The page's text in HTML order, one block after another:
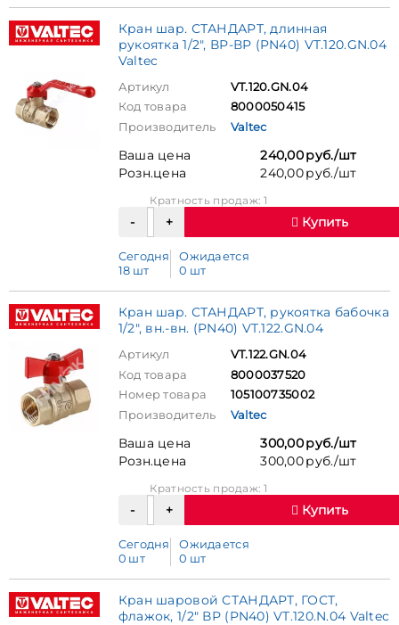
Кран шар. СТАНДАРТ, длинная
рукоятка 1/2", ВР-ВР (PN40) VT.120.GN.04
Valtec
Артикул
VT.120.GN.04
Код товара
8000050415
Производитель
Valtec
Ваша цена
240,00 руб./шт
Розн.цена
240,00 руб./шт
Кратность продаж: 1
Купить
Сегодня
18 шт
Ожидается
0 шт
Кран шар. СТАНДАРТ, рукоятка бабочка
1/2", вн.-вн. (PN40) VT.122.GN.04
Артикул
VT.122.GN.04
Код товара
8000037520
Номер товара
105100735002
Производитель
Valtec
Ваша цена
300,00 руб./шт
Розн.цена
300,00 руб./шт
Кратность продаж: 1
Купить
Сегодня
0 шт
Ожидается
0 шт
Кран шаровой СТАНДАРТ, ГОСТ,
флажок, 1/2" ВР (PN40) VT.120.N.04 Valtec